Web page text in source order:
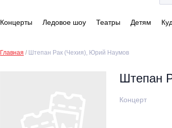
Концерты Ледовое шоу Театры Детям
Главная Штепан Рак (Чехия), Юрий Наумов
Штепан
Концерт